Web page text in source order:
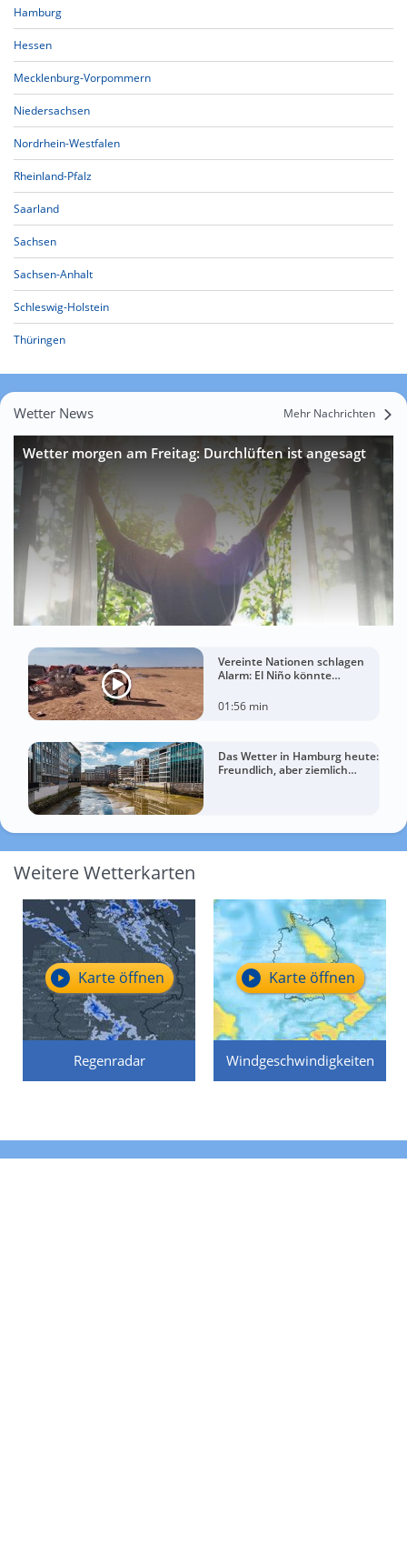
Hamburg
Hessen
Mecklenburg-Vorpommern
Niedersachsen
Nordrhein-Westfalen
Rheinland-Pfalz
Saarland
Sachsen
Sachsen-Anhalt
Schleswig-Holstein
Thüringen
Wetter News Mehr Nachrichten
Wetter morgen am Freitag: Durchlüften ist angesagt
Vereinte Nationen schlagen
Alarm: El Niño könnte
Menschen verschärfen
01:56 min
Das Wetter in Hamburg heute:
Freundlich, aber ziemlich
Weitere Wetterkarten
Regenradar
Karte öffnen
Windgeschwindigkeiten
Karte öffnen